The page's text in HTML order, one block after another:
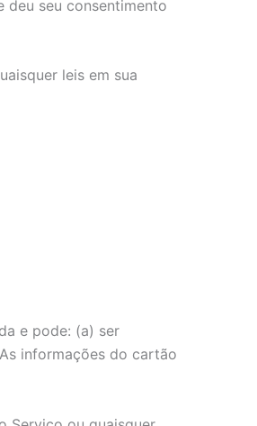
deu seu consentimento
leis em sua
e pode: (a) ser
informações do cartão